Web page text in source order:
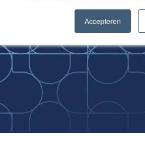
Accepteren
Improving
Medical Skills